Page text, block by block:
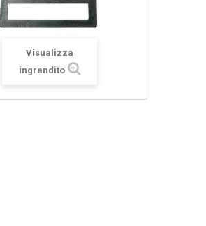
Visualizza
ingrandito